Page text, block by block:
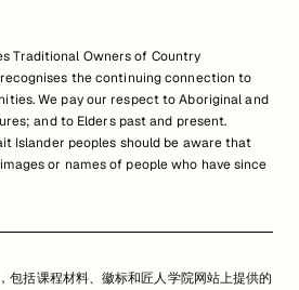
Traditional Owners of Country
the continuing connection to
We pay our respect to Aboriginal and
and to Elders past and present.
Islander peoples should be aware that
or names of people who have since
包括课程材料、徽标和匠人学院网站上提供的